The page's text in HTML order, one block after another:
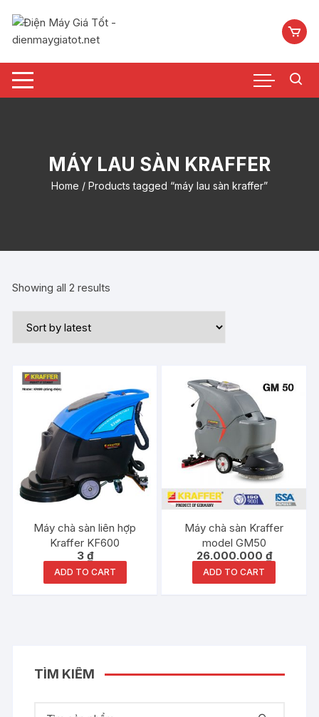
nội
MÁY LAU SÀN KRAFFER
Home / Products tagged “máy lau sàn kraffer”
Showing all 2 results
Máy chà sàn liên hợp
Kraffer KF600
3 ₫
ADD TO CART
Máy chà sàn Kraffer
model GM50
26.000.000 ₫
ADD TO CART
TÌM KIẾM